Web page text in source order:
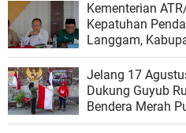
Kementerian
Kepatuhan
Langgam,
Jelang 17
Dukung Guyub
Bendera Merah